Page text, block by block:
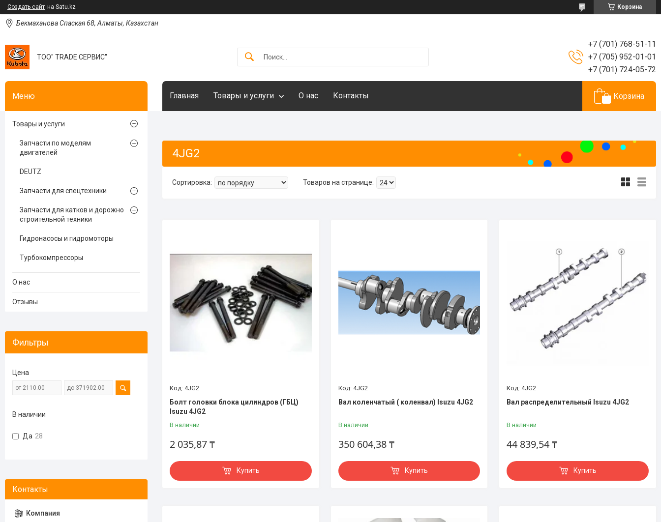
Создать сайт на Satu.kz Корзина
Бекмаханова Спаская 68, Алматы, Казахстан
ТОО" TRADE СЕРВИС"
+7 (701) 768-51-11
+7 (705) 952-01-01
+7 (701) 724-05-72
Главная Товары и услуги О нас Контакты Корзина
4JG2
4JG2
Болт головки блока цилиндров (ГБЦ)
Isuzu 4JG2
В наличии
2 035,87 ₸
Купить
4JG2
Вал коленчатый ( коленвал) Isuzu 4JG2
В наличии
350 604,38 ₸
Купить
4JG2
Вал распределительный Isuzu 4JG2
В наличии
44 839,54 ₸
Купить
Товары и услуги
Запчасти по моделям
двигателей
DEUTZ
Запчасти для спецтехники
Запчасти для катков и дорожно
строительной техники
Гидронасосы и гидромоторы
Турбокомпрессоры
О нас
Отзывы
Фильтры
Цена
В наличии
Да 28